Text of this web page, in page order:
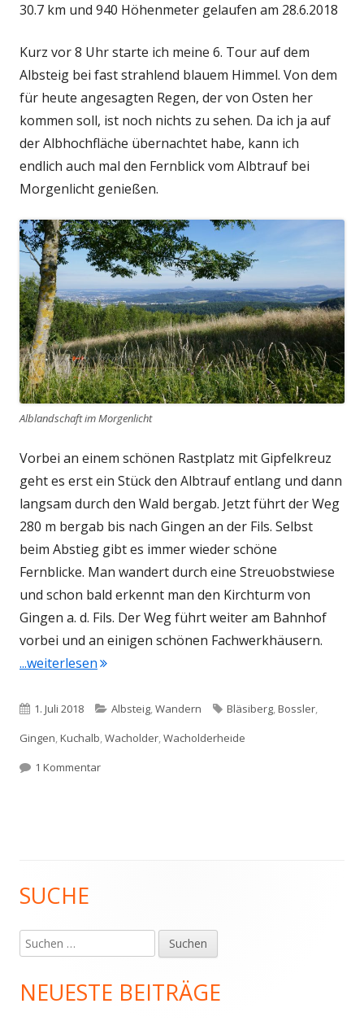
30.7 km und 940 Höhenmeter gelaufen am 28.6.2018
Kurz vor 8 Uhr starte ich meine 6. Tour auf dem
Albsteig bei fast strahlend blauem Himmel. Von dem
für heute angesagten Regen, der von Osten her
kommen soll, ist noch nichts zu sehen. Da ich ja auf
der Albhochfläche übernachtet habe, kann ich
endlich auch mal den Fernblick vom Albtrauf bei
Morgenlicht genießen.
Alblandschaft im Morgenlicht
Vorbei an einem schönen Rastplatz mit Gipfelkreuz
geht es erst ein Stück den Albtrauf entlang und dann
langsam durch den Wald bergab. Jetzt führt der Weg
280 m bergab bis nach Gingen an der Fils. Selbst
beim Abstieg gibt es immer wieder schöne
Fernblicke. Man wandert durch eine Streuobstwiese
und schon bald erkennt man den Kirchturm von
Gingen a. d. Fils. Der Weg führt weiter am Bahnhof
vorbei und an einigen schönen Fachwerkhäusern.
...weiterlesen"Albsteig Etappe 6"
Veröffentlicht
am
1. Juli 2018 Kategorien
Albsteig,Wandern Schlagwörter
Bläsiberg,Bossler,
Gingen,Kuchalb,Wacholder,Wacholderheide
1 Kommentarzu Albsteig Etappe 6
Haupt-
Seitenleiste
SUCHE
Suchen
nach:
NEUESTE BEITRÄGE